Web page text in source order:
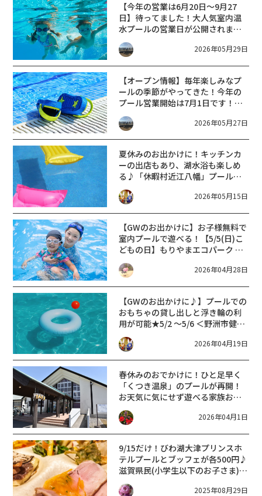
【今年の営業は6月20日〜9月27
日】待ってました！大人気室内温
水プールの営業日が公開されまし
た！【十二坊温泉ゆらら】
2026年05月29日
【オープン情報】毎年楽しみなプ
ールの季節がやってきた！今年の
プール営業開始は7月1日です！
【ロクハ公園】
2026年05月27日
夏休みのお出かけに！キッチンカ
ーの出店もあり、湖水浴も楽しめ
る♪「休暇村近江八幡」プール営
業期間を発表★【7/18〜8/30】
2026年05月15日
【GWのお出かけに】お子様無料で
室内プールで遊べる！【5/5(日)こ
どもの日】もりやまエコパーク 中
学生以下プール無料開放！【2026
年 ゴールデンウィーク イベント】
2026年04月28日
【GWのお出かけに♪】プールでの
おもちゃの貸し出しと浮き輪の利
用が可能★5/2 〜5/6 ＜野洲市健康
スポーツセンター サンネス＞
2026年04月19日
春休みのおでかけに！ひと足早く
「くつき温泉」のプールが再開！
お天気に気にせず遊べる家族おで
かけスポット
2026年04月1日
9/15だけ！びわ湖大津プリンスホ
テルプールとブッフェが各500円♪
滋賀県民(小学生以下のお子さま)限
定♪
2025年08月29日